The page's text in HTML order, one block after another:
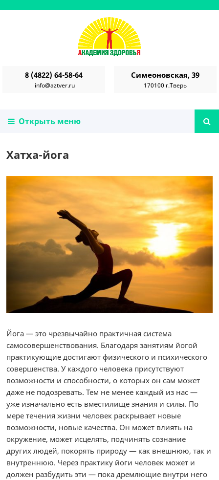
8 (4822) 64-58-64
info@aztver.ru
Симеоновская, 39
170100 г.Тверь
Открыть меню
Хатха-йога
Йога — это чрезвычайно практичная система
самосовершенствования. Благодаря занятиям йогой
практикующие достигают физического и психического
совершенства. У каждого человека присутствуют
возможности и способности, о которых он сам может
даже не подозревать. Тем не менее каждый из нас —
уже изначально есть вместилище знания и силы. По
мере течения жизни человек раскрывает новые
возможности, новые качества. Он может влиять на
окружение, может исцелять, подчинять сознание
других людей, покорять природу — как внешнюю, так и
внутреннюю. Через практику йоги человек может и
должен разбудить эти — пока дремлющие внутри него